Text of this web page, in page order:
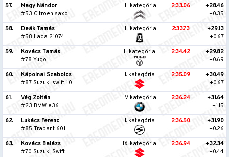
57.
Nagy Nándor
#53 Citroen saxo
III. kategória 2:33.06
+28.46
+0.35
58.
Deák Tamás
#58 Lada 21074
III. kategória 2:33.73
+29.13
+0.67
59.
Kovács Tamás
#78 Yugo
II. kategória 2:34.42
+29.82
+0.69
60.
Kápolnai Szabolcs
#87 Suzuki swift 1.0
I. kategória 2:35.09
+30.49
+0.67
61.
Vég Zoltán
#23 BMW e36
IV. kategória 2:36.24
+31.64
+1.15
62.
Lukács Ferenc
#85 Trabant 601
I. kategória 2:36.50
+31.90
+0.26
63.
Kovács Balázs
#70 Suzuki Swift
IX. kategória 2:36.94
+32.34
+0.44